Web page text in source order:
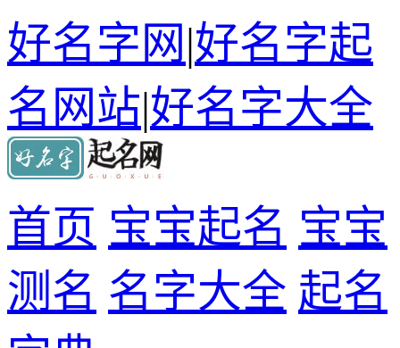
好名字网|好名字起
名网站|好名字大全
首页 宝宝起名 宝宝
测名 名字大全 起名